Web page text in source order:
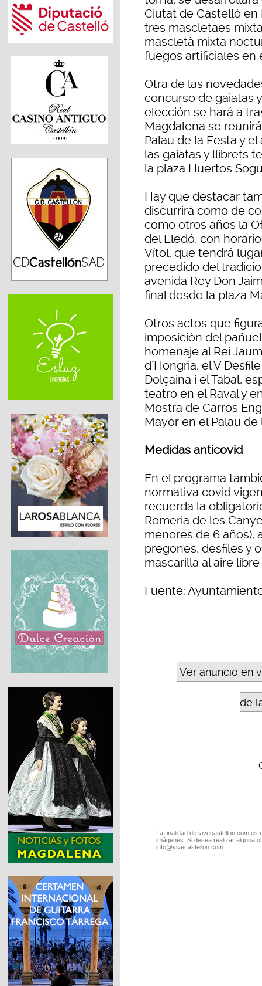
Ciutat de Castelló en
tres mascletaes
mascletà mixta
fuegos artificiales en
Otra de las
concurso de gaiatas
elección se hará a
Magdalena se
Palau de la Festa y
las gaiatas y llibrets
la plaza Huertos
Hay que destacar
discurrirá como de
como otros años la
del Lledó, con
Vítol, que tendrá
precedido del
avenida Rey Don
final desde la plaza
Otros actos que
imposición del
homenaje al Rei
d’Hongria, el V
Dolçaina i el Tabal,
teatro en el Raval y
Mostra de Carros
Mayor en el Palau
Medidas anticovid
En el programa
normativa covid
recuerda la
Romeria de les
menores de 6 años),
pregones, desfiles y
mascarilla al aire
Fuente:
Ver anuncio en
de
La finalidad de vivecastellon.com
imágenes. Si desea realizar alguna
info@vivecastellon.com